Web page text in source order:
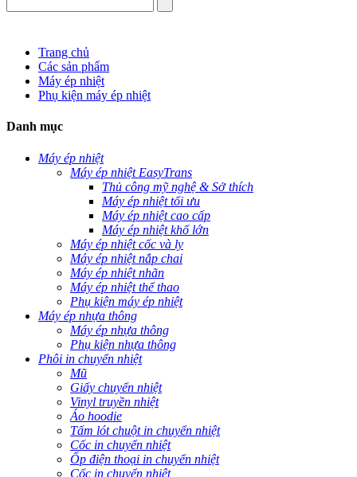
Trang chủ
Các sản phẩm
Máy ép nhiệt
Phụ kiện máy ép nhiệt
Danh mục
Máy ép nhiệt
Máy ép nhiệt EasyTrans
Thủ công mỹ nghệ & Sở thích
Máy ép nhiệt tối ưu
Máy ép nhiệt cao cấp
Máy ép nhiệt khổ lớn
Máy ép nhiệt cốc và ly
Máy ép nhiệt nắp chai
Máy ép nhiệt nhãn
Máy ép nhiệt thể thao
Phụ kiện máy ép nhiệt
Máy ép nhựa thông
Máy ép nhựa thông
Phụ kiện nhựa thông
Phôi in chuyển nhiệt
Mũ
Giấy chuyển nhiệt
Vinyl truyền nhiệt
Áo hoodie
Tấm lót chuột in chuyển nhiệt
Cốc in chuyển nhiệt
Ốp điện thoại in chuyển nhiệt
Cốc in chuyển nhiệt